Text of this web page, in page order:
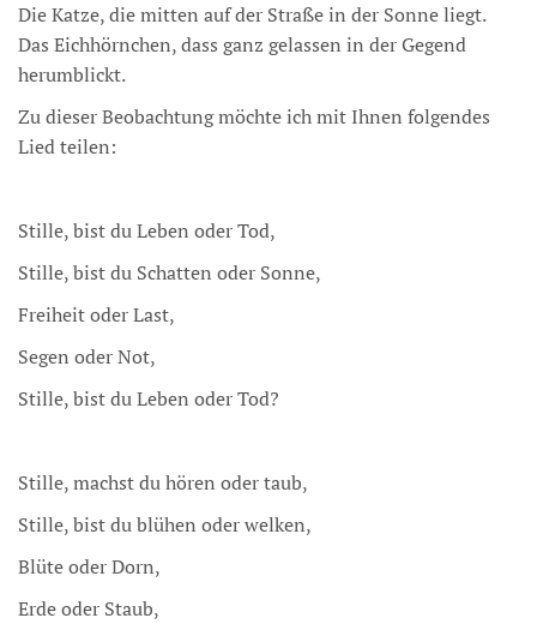
Die Katze, die mitten auf der Straße in der Sonne liegt.
Das Eichhörnchen, dass ganz gelassen in der Gegend
herumblickt.
Zu dieser Beobachtung möchte ich mit Ihnen folgendes
Lied teilen:
Stille, bist du Leben oder Tod,
Stille, bist du Schatten oder Sonne,
Freiheit oder Last,
Segen oder Not,
Stille, bist du Leben oder Tod?
Stille, machst du hören oder taub,
Stille, bist du blühen oder welken,
Blüte oder Dorn,
Erde oder Staub,